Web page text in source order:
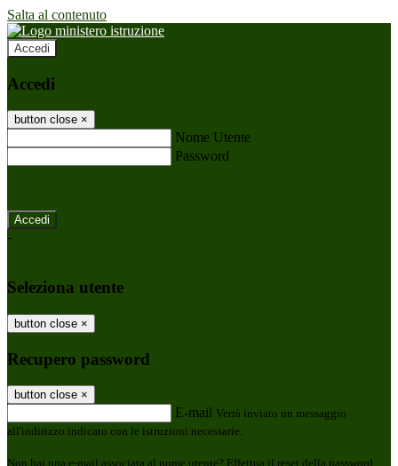
Salta al contenuto
Accedi
Accedi
button close ×
Nome Utente
Password
-
Seleziona utente
button close ×
Recupero password
button close ×
E-mail Verrà inviato un messaggio
all'indirizzo indicato con le istruzioni necessarie.
Non hai una e-mail associata al nome utente? Effettua il reset della password